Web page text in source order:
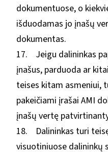
dokumentuose, o
išduodamas jo įnašų
dokumentas.
17. Jeigu dalininkas
įnašus, parduoda ar
teises kitam asmeniui,
pakeičiami įrašai AMI
įnašų vertę
18. Dalininkas turi
visuotiniuose dalininkų